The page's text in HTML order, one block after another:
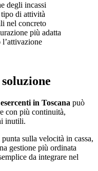
degli incassi
di attività
nel concreto
più adatta
l’attivazione
in Toscana può
con più continuità,
inutili.
sulla velocità in cassa,
gestione più ordinata
da integrare nel